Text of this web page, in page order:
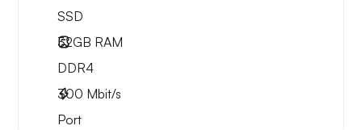
SSD
32GB RAM
DDR4
300 Mbit/s
Port